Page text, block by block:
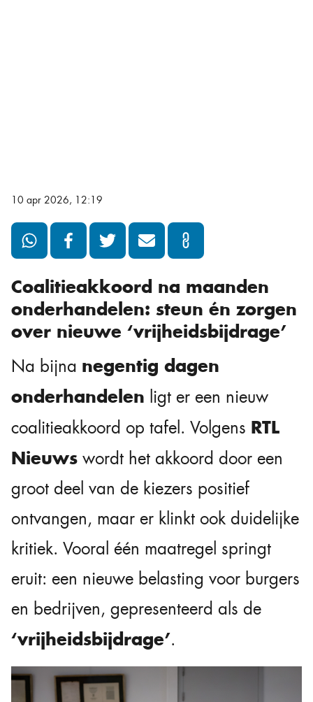
10 apr 2026, 12:19
Coalitieakkoord na maanden
onderhandelen: steun én zorgen
over nieuwe ‘vrijheidsbijdrage’
Na bijna negentig dagen
onderhandelen ligt er een nieuw
coalitieakkoord op tafel. Volgens RTL
Nieuws wordt het akkoord door een
groot deel van de kiezers positief
ontvangen, maar er klinkt ook duidelijke
kritiek. Vooral één maatregel springt
eruit: een nieuwe belasting voor burgers
en bedrijven, gepresenteerd als de
‘vrijheidsbijdrage’.